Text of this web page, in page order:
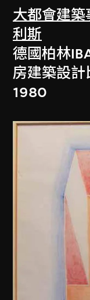
大都會建築
利斯
德國柏林
房建築設計
1980